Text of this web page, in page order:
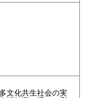
文化共生社会の実